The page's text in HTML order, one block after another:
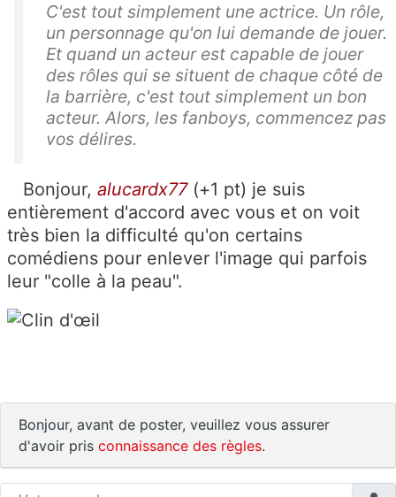
C'est tout simplement une actrice. Un rôle,
un personnage qu'on lui demande de jouer.
Et quand un acteur est capable de jouer
des rôles qui se situent de chaque côté de
la barrière, c'est tout simplement un bon
acteur. Alors, les fanboys, commencez pas
vos délires.
Bonjour, alucardx77(+1 pt) je suis
entièrement d'accord avec vous et on voit
très bien la difficulté qu'on certains
comédiens pour enlever l'image qui parfois
leur "colle à la peau".
Bonjour, avant de poster, veuillez vous assurer
d'avoir pris connaissance des règles.